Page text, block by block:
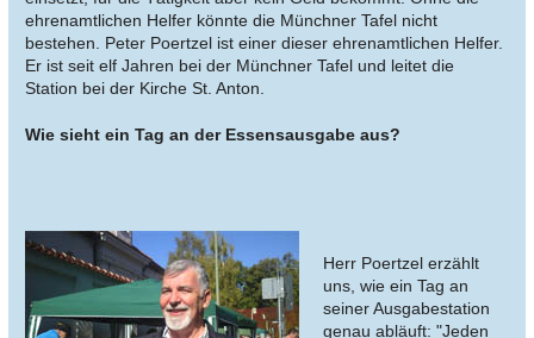
ehrenamtlichen Helfer könnte die Münchner Tafel nicht
bestehen. Peter Poertzel ist einer dieser ehrenamtlichen Helfer.
Er ist seit elf Jahren bei der Münchner Tafel und leitet die
Station bei der Kirche St. Anton.
Wie sieht ein Tag an der Essensausgabe aus?
Herr Poertzel erzählt
uns, wie ein Tag an
seiner Ausgabestation
genau abläuft: "Jeden